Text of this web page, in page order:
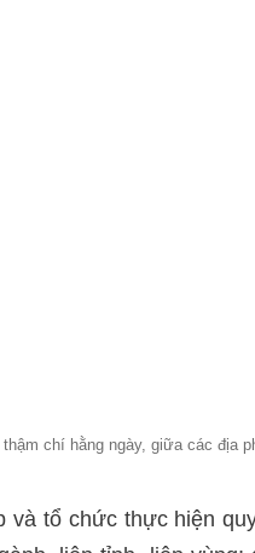
chí hằng ngày, giữa các địa
và tổ chức thực hiện